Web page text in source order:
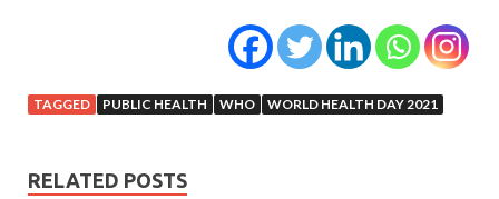
TAGGED PUBLIC HEALTH WHO WORLD HEALTH DAY 2021
RELATED POSTS